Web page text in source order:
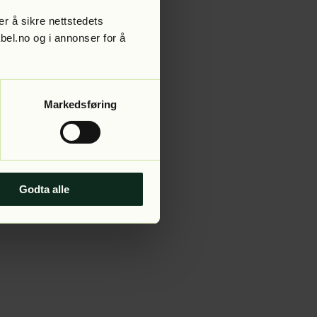
å sikre nettstedets
og i annonser for å
Markedsføring
Godta alle